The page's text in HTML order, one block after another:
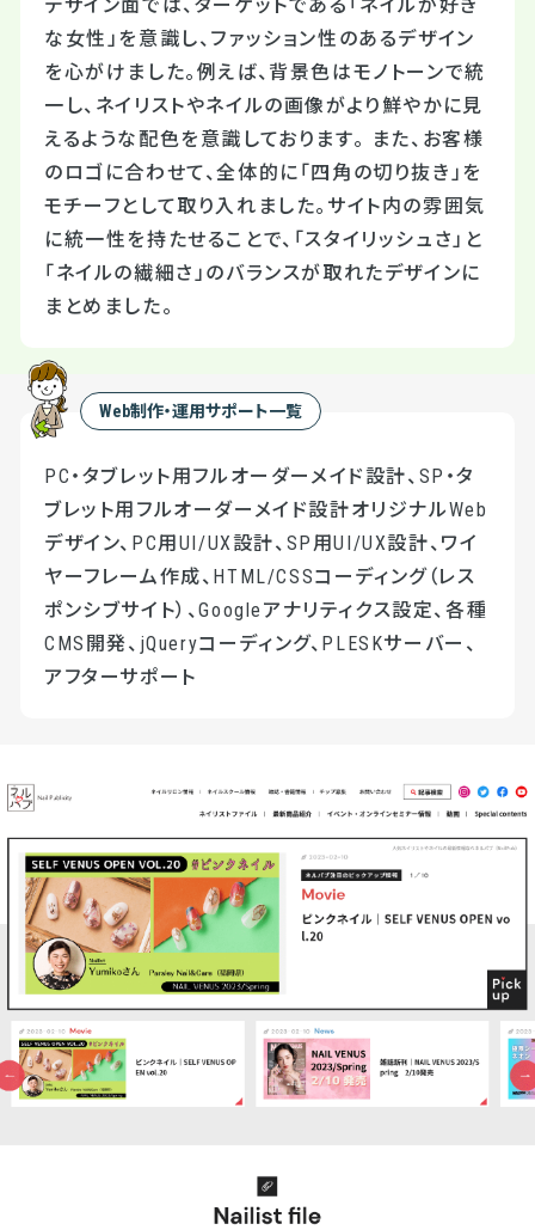
デザイン面では、ターゲットである「ネイルが好き
な女性」を意識し、ファッション性のあるデザイン
を心がけました。例えば、背景色はモノトーンで統
一し、ネイリストやネイルの画像がより鮮やかに見
えるような配色を意識しております。 また、お客様
のロゴに合わせて、全体的に「四角の切り抜き」を
モチーフとして取り入れました。サイト内の雰囲気
に統一性を持たせることで、「スタイリッシュさ」と
「ネイルの繊細さ」のバランスが取れたデザインに
まとめました。
Web制作・運用サポート一覧
PC・タブレット用フルオーダーメイド設計、SP・タ
ブレット用フルオーダーメイド設計オリジナルWeb
デザイン、PC用UI/UX設計、SP用UI/UX設計、ワイ
ヤーフレーム作成、HTML/CSSコーディング（レス
ポンシブサイト）、Googleアナリティクス設定、各種
CMS開発、jQueryコーディング、PLESKサーバー、
アフターサポート